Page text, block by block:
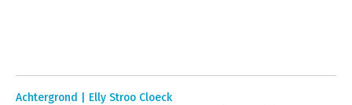
Achtergrond | Elly Stroo Cloeck